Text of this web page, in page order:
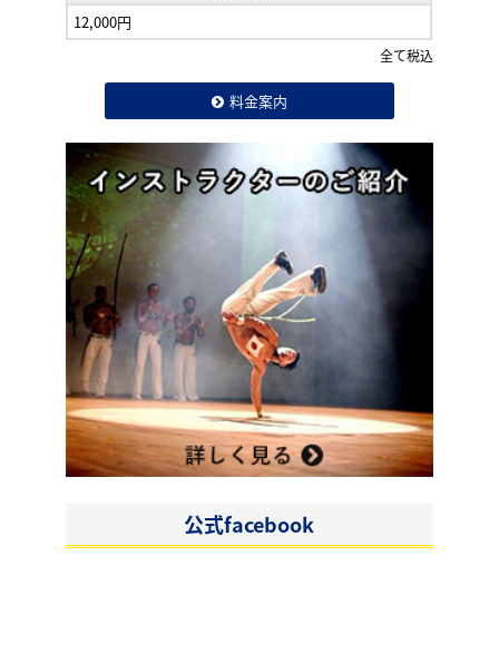
12,000円
全て税込
料金案内
公式facebook